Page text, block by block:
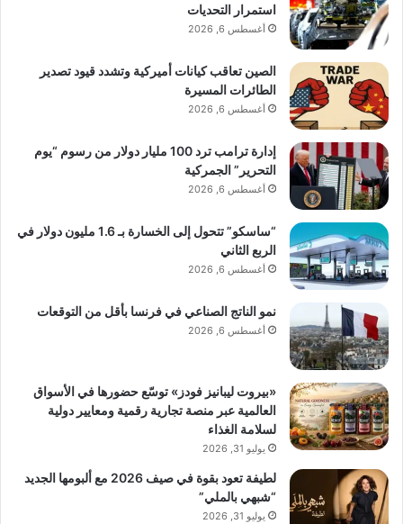
استمرار التحديات
أغسطس 6, 2026
الصين تعاقب كيانات أميركية وتشدد قيود تصدير
الطائرات المسيرة
أغسطس 6, 2026
إدارة ترامب ترد 100 مليار دولار من رسوم “يوم
التحرير” الجمركية
أغسطس 6, 2026
“ساسكو” تتحول إلى الخسارة بـ 1.6 مليون دولار في
الربع الثاني
أغسطس 6, 2026
نمو الناتج الصناعي في فرنسا بأقل من التوقعات
أغسطس 6, 2026
«بيروت ليبانيز فودز» توسّع حضورها في الأسواق
العالمية عبر منصة تجارية رقمية ومعايير دولية
لسلامة الغذاء
يوليو 31, 2026
لطيفة تعود بقوة في صيف 2026 مع ألبومها الجديد
“شبهي بالملي”
يوليو 31, 2026